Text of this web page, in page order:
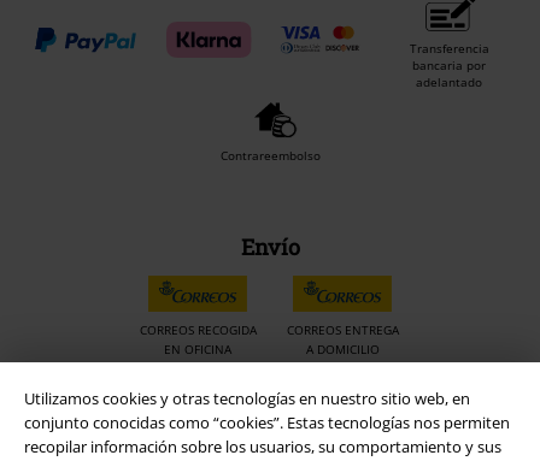
Utilizamos cookies y otras tecnologías en nuestro sitio web, en
conjunto conocidas como “cookies”. Estas tecnologías nos permiten
recopilar información sobre los usuarios, su comportamiento y sus
Transferencia
bancaria por
adelantado
Contrareembolso
Envío
CORREOS RECOGIDA
EN OFICINA
CORREOS ENTREGA
A DOMICILIO
App de EMP